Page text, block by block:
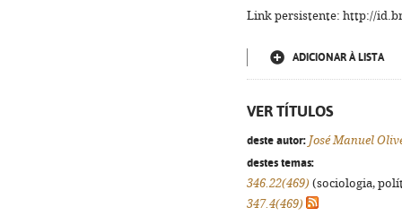
Link persistente: http://
ADICIONAR À LISTA
VER TÍTULOS
deste autor: José Manuel
destes temas:
346.22(469) (sociologia,
347.4(469)